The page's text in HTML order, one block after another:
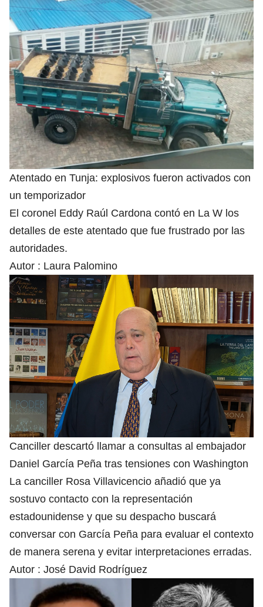
Atentado en Tunja: explosivos fueron activados con
un temporizador
El coronel Eddy Raúl Cardona contó en La W los
detalles de este atentado que fue frustrado por las
autoridades.
Autor : Laura Palomino
Canciller descartó llamar a consultas al embajador
Daniel García Peña tras tensiones con Washington
La canciller Rosa Villavicencio añadió que ya
sostuvo contacto con la representación
estadounidense y que su despacho buscará
conversar con García Peña para evaluar el contexto
de manera serena y evitar interpretaciones erradas.
Autor : José David Rodríguez